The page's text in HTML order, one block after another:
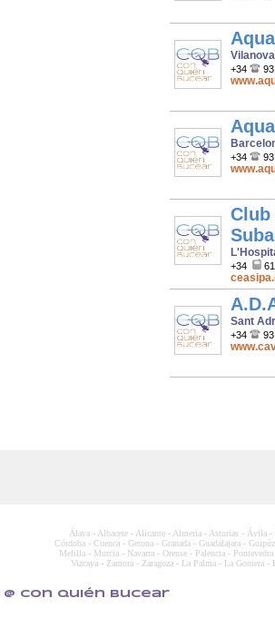
+34
+34
+34
Sant
+34
Álava- Albacete- Alicante- Almería- Asturias- Ávila-
Córdoba- Cuenca- Gerona- Granada- Guadalajara-
Melilla- Murcia- Navarra- Orense- Palencia- Pontevedra
Vizcaya- Zamora- Zaragoza- La Palma- La Gomera-
@ con quién bucear